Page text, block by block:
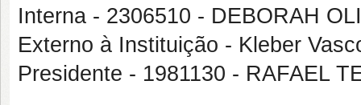
Interna - 2306510 - DEBORAH
Externo à Instituição - Kleber
Presidente - 1981130 - RAFAEL